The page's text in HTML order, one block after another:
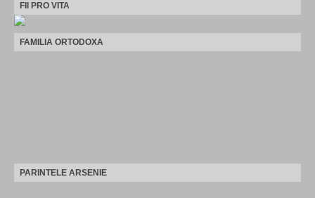
FII PRO VITA
FAMILIA ORTODOXA
PARINTELE ARSENIE